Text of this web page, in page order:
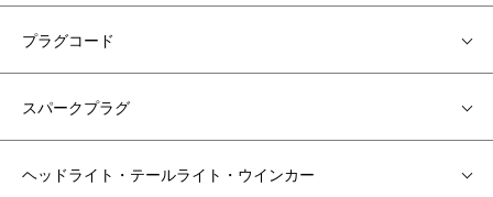
プラグコード
スパークプラグ
ヘッドライト・テールライト・ウインカー